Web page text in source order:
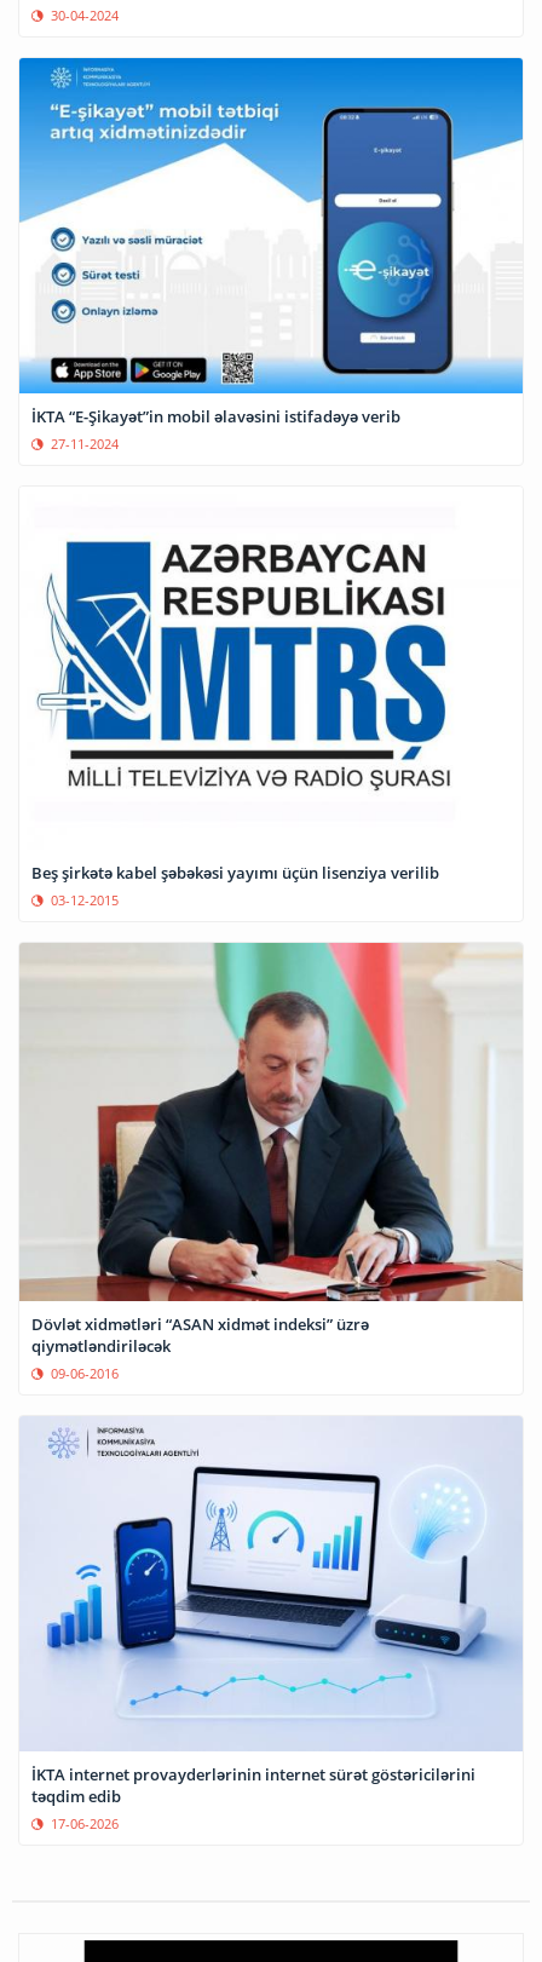
30-04-2024
İKTA “E-Şikayət”in mobil əlavəsini istifadəyə verib
27-11-2024
Beş şirkətə kabel şəbəkəsi yayımı üçün lisenziya verilib
03-12-2015
Dövlət xidmətləri “ASAN xidmət indeksi” üzrə
qiymətləndiriləcək
09-06-2016
İKTA internet provayderlərinin internet sürət göstəricilərini
təqdim edib
17-06-2026